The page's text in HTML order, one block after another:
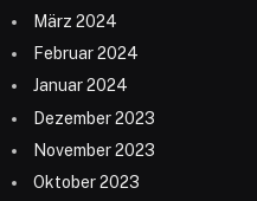
März 2024
Februar 2024
Januar 2024
Dezember 2023
November 2023
Oktober 2023